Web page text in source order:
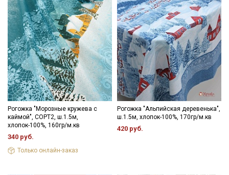
Рогожка "Морозные кружева с
каймой", СОРТ2, ш.1.5м,
хлопок-100%, 160гр/м.кв
340 руб.
Только онлайн-заказ
Рогожка "Альпийская деревенька",
ш.1.5м, хлопок-100%, 170гр/м.кв
420 руб.
ДаюСогласие на получение рекламных и
информационных рассылок